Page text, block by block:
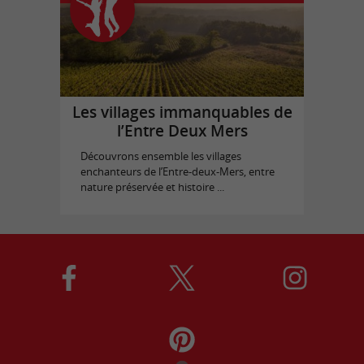
Les villages immanquables de
l’Entre Deux Mers
Découvrons ensemble les villages
enchanteurs de l’Entre-deux-Mers, entre
nature préservée et histoire ...